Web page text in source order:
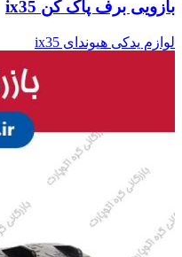
بازویی برف پاک کن ix35
لوازم یدکی هیوندای ix35